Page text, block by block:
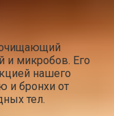
и микробов. Его
нашего
и бронхи от
тел.